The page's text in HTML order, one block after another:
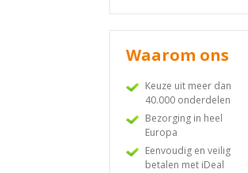
Waarom ons
Keuze uit meer dan
40.000 onderdelen
Bezorging in heel
Europa
Eenvoudig en veilig
betalen met iDeal